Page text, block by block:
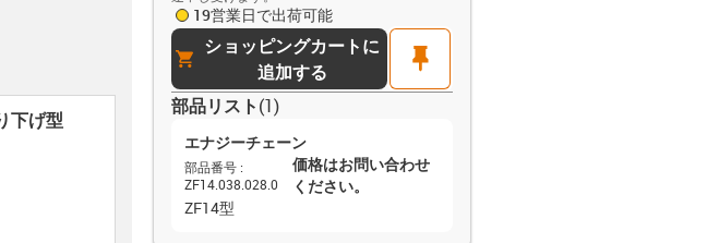
19営業日で出荷可能
cart ショッピングカートに
追加する
pin
部品リスト(1)
エナジーチェーン
部品番号 :
ZF14.038.028.0
価格はお問い合わせ
ください。
ZF14型
下げ型